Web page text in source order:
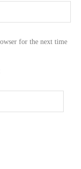
for the next time